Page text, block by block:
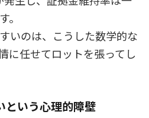
。
いのは、こうした数学的な
に任せてロットを張ってし
という心理的障壁